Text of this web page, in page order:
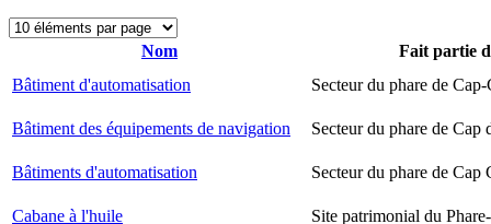
Nom
Fait partie
Bâtiment d'automatisation
Secteur du phare de Cap-
Bâtiment des équipements de navigation Secteur du phare de Cap
Bâtiments d'automatisation Secteur du phare de Cap
Cabane à l'huile Site patrimonial du